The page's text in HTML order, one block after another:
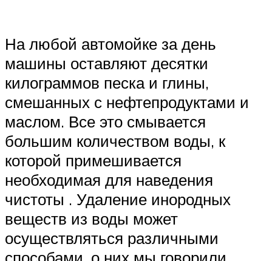
На любой автомойке за день
машины оставляют десятки
килограммов песка и глины,
смешанных с нефтепродуктами и
маслом. Все это смывается
большим количеством воды, к
которой примешивается
необходимая для наведения
чистоты . Удаление инородных
веществ из воды может
осуществляться различными